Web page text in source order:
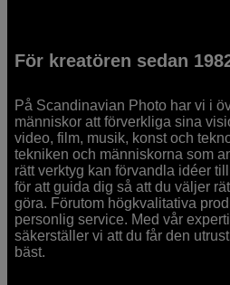
För kreatören sedan
På Scandinavian Photo har vi i
människor att förverkliga sina
video, film, musik, konst och
tekniken och människorna som
rätt verktyg kan förvandla idéer
för att guida dig så att du väljer
göra. Förutom högkvalitativa
personlig service. Med vår
säkerställer vi att du får den
bäst.